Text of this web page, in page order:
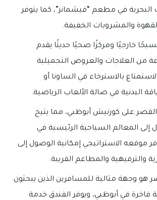
البحرية في مطعم “فيشمانز”، كما يتوفر
والمشروبات الخفيفة.
خارجيًا ومركزًا صحيًا حديثًا يقدم
من العلاجات والعروض التجميلية
بالاسترخاء في الساونا أو
البدنية في صالة الألعاب الرياضية.
على كورنيش أبوظبي، مما يتيح
المعالم السياحية الرئيسية في
موقعه الاستراتيجي إمكانية الوصول إلى
والترفيهية والمطاعم القريبة.
هو وجهة مثالية للمسافرين الذين يبحثون
فاخرة في أبوظبي، ويوفر الفندق خدمة